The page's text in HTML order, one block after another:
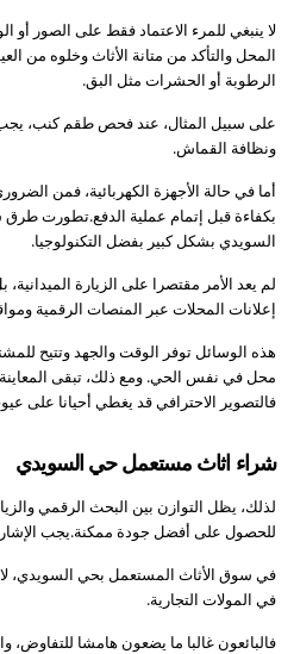
لا ينبغي للمرء الاعتماد فقط على الصور
المحل والتأكد من متانة الأثاث وخلوه من
الرطوبة أو الحشرات مثل البق.
على سبيل المثال، عند فحص طقم كنب، يجب
ونظافة القماش.
أما في حالة الأجهزة الكهربائية، فمن
بكفاءة قبل إتمام عملية الدفع.تطورت
السويدي بشكل كبير بفضل التكنولوجيا.
لم يعد الأمر مقتصرا على الزيارة
إعلانات المحلات عبر المنصات الرقمية
هذه الوسائل توفر الوقت والجهد وتتيح
محل في نفس الحي. ومع ذلك، تبقى
فالتصوير الاحترافي قد يغطي أحيانا على
شراء اثاث مستعمل حي السويدي
لذلك، يظل التوازن بين البحث الرقمي
للحصول على أفضل جودة ممكنة.يجب
في سوق الأثاث المستعمل بحي السويدي، لا
في المولات التجارية.
فالبائعون غالبا ما يضعون هامشا للتفاوض،